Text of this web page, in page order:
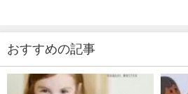
おすすめの記事